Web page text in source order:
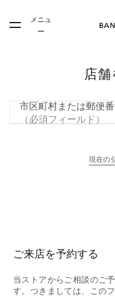
Skip to main footer
メニュ
ー
店
市区町村または郵便
（必須フィールド）
現在の
ご来店を予約する
当ストアからご相談のご
す。つきましては、この